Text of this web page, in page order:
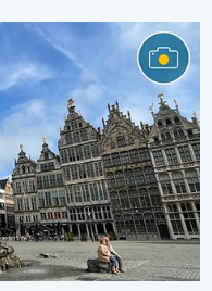
uploader. . .